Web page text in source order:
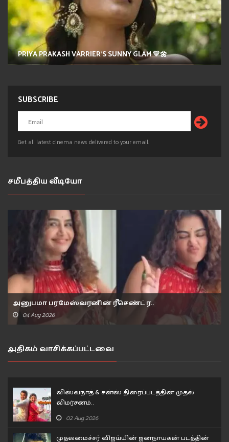
SHRUTI HAASAN'S GLAM QUEEN ERA💜😍
SUBSCRIBE
Get all latest cinema news delivered to your email.
சமீபத்திய வீடியோ
அனுபமா பரமேஸ்வரனின் ரீசெண்ட் ர..
04 Aug 2026
அதிகம் வாசிக்கப்பட்டவை
விஸ்வநாத் & சன்ஸ் திரைப்படத்தின் முதல்
விமர்சனம்..
02 Aug 2026
முதலமைச்சர் விஜய்யின் ஜனநாயகன் படத்தின்